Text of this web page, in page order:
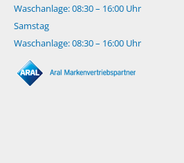
Waschanlage: 08:30 – 16:00 Uhr
Samstag
Waschanlage: 08:30 – 16:00 Uhr